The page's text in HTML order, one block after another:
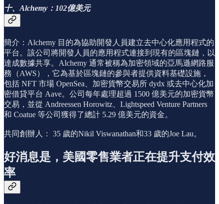
十、Alchemy：102億美元
簡介：Alchemy 目的為協助開發人員建立去中心化應用程式的
平台。該公司將開發人員的應用程式連接到現有的區塊鏈，以
達成數據共享。Alchemy 通常被稱為加密領域的亞馬遜網路服
務（AWS），它為基於區塊鏈的參與者提供資料基礎設施，
包括 NFT 市場 OpenSea、加密貨幣交易所 dydx 或去中心化加
密借貸平台 Aave。公司每年處理超過 1500 億美元的加密貨幣
交易，並從 Andreessen Horowitz、Lightspeed Venture Partners
和 Coatue 等公司獲得了總計 5.29 億美元的資金。
共同創辦人： 35 歲的Nikil Viswanathan和33 歲的Joe Lau。
好消息是，美國零售業者正在提升支付效
率